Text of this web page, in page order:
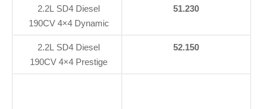
2.2L SD4 Diesel
190CV 4×4 Dynamic
51.230
2.2L SD4 Diesel
190CV 4×4 Prestige
52.150